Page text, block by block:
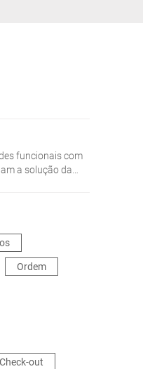
funcionais com
a solução da
Ordem
Check-out